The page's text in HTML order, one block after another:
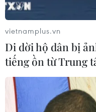
một y tá phải lên du
nữ lên cơn sốt.
vietnamplus.vn
Di dời hộ dân bị
tiếng ồn từ Trung